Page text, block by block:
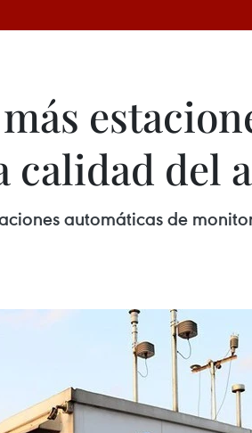
calidad del
automáticas de